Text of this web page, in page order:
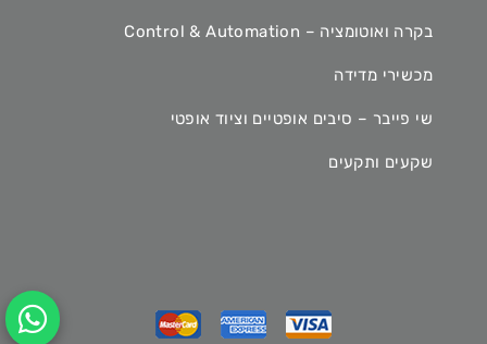
בקרה ואוטומציה – Control & Automation
מכשירי מדידה
שי פייבר – סיבים אופטיים וציוד אופטי
שקעים ותקעים